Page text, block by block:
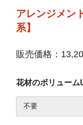
アレンジメン
系】
販売価格：
花材のボリューム